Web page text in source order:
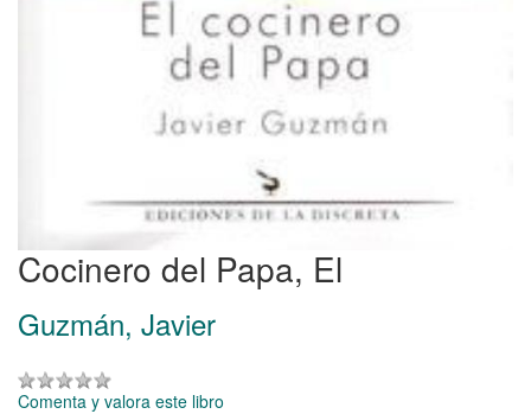
Cocinero del Papa, El
Guzmán, Javier
Comenta y valora este libro